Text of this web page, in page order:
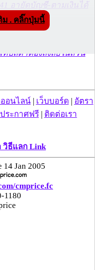
อายัดบัญชี-ตามเงินได้
ปสีดำต้องสงสัยในสวน
“ ของเล่นอันตราย พบไร้
ห้ามขาย-เตือนภัยผู้
บประเทศผ่านด่าน
ามกฎหมาย พบส่วนใหญ่มี
ลงทะเบียน
บริการ 24 ชั่วโมงทั่ว
ม . คลิ๊กปุ่มนี้
อนไลน์| เว็บบอร์ด
อัตรา
ระกาศฟรี| ติดต่อเรา
วิธีแลก Link
14 Jan 2005
cmprice.fc
1180